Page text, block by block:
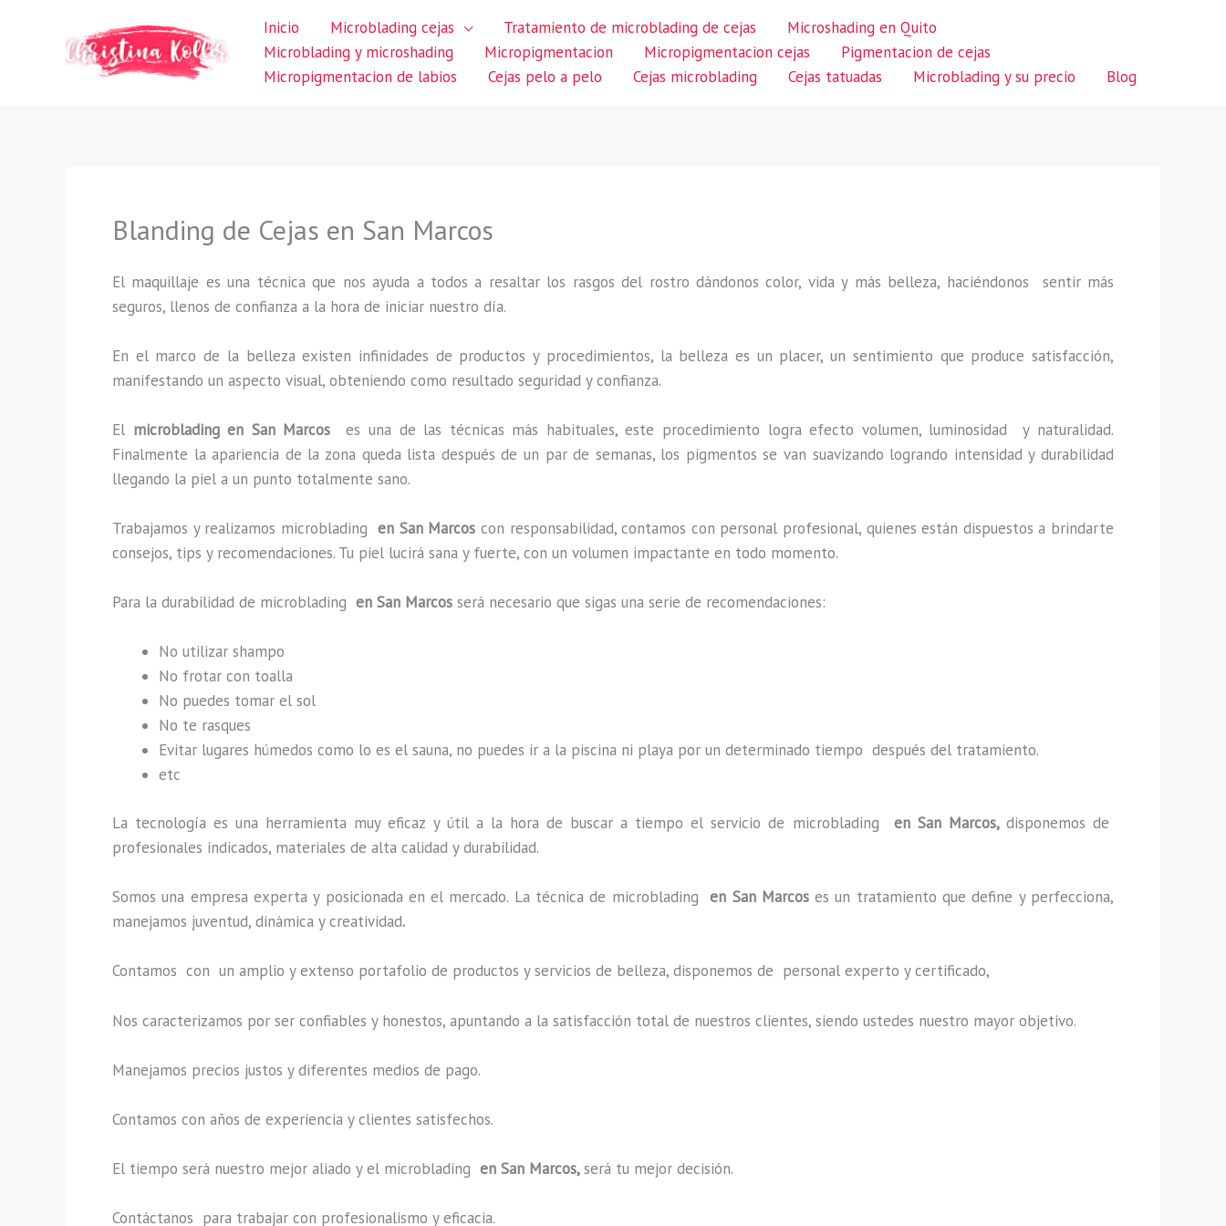
Inicio Microblading cejas Tratamiento de microblading de cejas
Microshading en Quito
Microblading y microshading
Micropigmentacion Micropigmentacion cejas
Pigmentacion de cejas
Micropigmentacion de labios
Cejas pelo a pelo Cejas microblading Cejas tatuadas Microblading y su precio Blog
Blanding de Cejas en San Marcos
El maquillaje es una técnica que nos ayuda a todos a resaltar los rasgos del rostro dándonos color, vida y más belleza, haciéndonos sentir más
seguros, llenos de confianza a la hora de iniciar nuestro día.
En el marco de la belleza existen infinidades de productos y procedimientos, la belleza es un placer, un sentimiento que produce satisfacción,
manifestando un aspecto visual, obteniendo como resultado seguridad y confianza.
El microblading en San Marcoses una de las técnicas más habituales, este procedimiento logra efecto volumen, luminosidad y naturalidad.
Finalmente la apariencia de la zona queda lista después de un par de semanas, los pigmentos se van suavizando logrando intensidad y durabilidad
llegando la piel a un punto totalmente sano.
Trabajamos y realizamos microblading en San Marcos con responsabilidad, contamos con personal profesional, quienes están dispuestos a brindarte
consejos, tips y recomendaciones. Tu piel lucirá sana y fuerte, con un volumen impactante en todo momento.
Para la durabilidad de microblading en San Marcos será necesario que sigas una serie de recomendaciones:
No utilizar shampo
No frotar con toalla
No puedes tomar el sol
No te rasques
Evitar lugares húmedos como lo es el sauna, no puedes ir a la piscina ni playa por un determinado tiempo después del tratamiento.
etc
La tecnología es una herramienta muy eficaz y útil a la hora de buscar a tiempo el servicio de microblading en San Marcos, disponemos de
profesionales indicados, materiales de alta calidad y durabilidad.
Somos una empresa experta y posicionada en el mercado. La técnica de microblading en San Marcoses un tratamiento que define y perfecciona,
manejamos juventud, dinámica y creatividad.
Contamos con un amplio y extenso portafolio de productos y servicios de belleza, disponemos de personal experto y certificado,
Nos caracterizamos por ser confiables y honestos, apuntando a la satisfacción total de nuestros clientes, siendo ustedes nuestro mayor objetivo.
Manejamos precios justos y diferentes medios de pago.
Contamos con años de experiencia y clientes satisfechos.
El tiempo será nuestro mejor aliado y el microblading en San Marcos,será tu mejor decisión.
Contáctanos para trabajar con profesionalismo y eficacia.